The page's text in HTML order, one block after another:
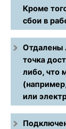
Кроме
сбои в
Отдалены
точка
либо, что
или